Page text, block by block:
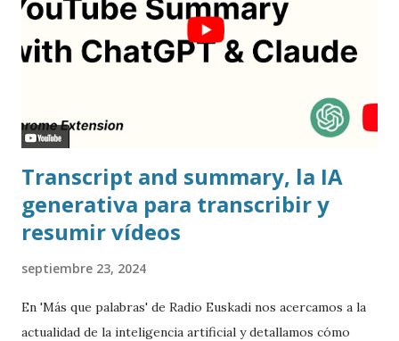
Transcript and summary, la IA
generativa para transcribir y
resumir vídeos
septiembre 23, 2024
En 'Más que palabras' de Radio Euskadi nos acercamos a la
actualidad de la inteligencia artificial y detallamos cómo